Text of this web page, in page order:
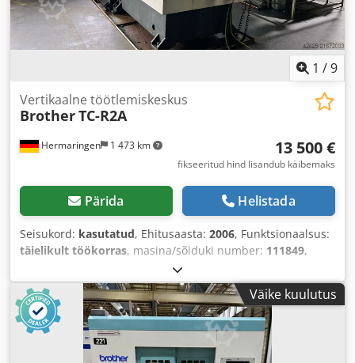
1 /9
Hermaringen 1 473 km
Vertikaalne töötlemiskeskus
BrotherTC-R2A
13 500 €
fikseeritud hind lisandub käibemaks
Pärida Helistada
Seisukord: kasutatud, Ehitusaasta: 2006, Funktsionaalsus:
täielikult töökorras, masina/sõiduki number: 111849,
Väike kuulutus